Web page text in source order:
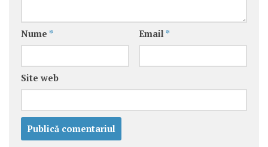
Nume * Email *
Site web